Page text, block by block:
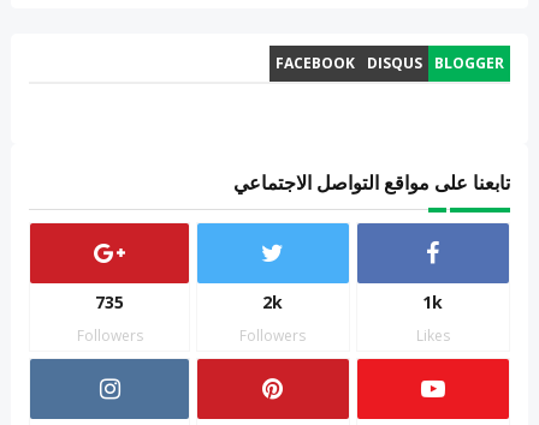
BLOGGER
DISQUS
FACEBOOK
تابعنا على مواقع التواصل الاجتماعي
1k
Likes
2k
Followers
735
Followers